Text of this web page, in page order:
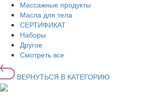
Массажные продукты
Масла для тела
СЕРТИФИКАТ
Наборы
Другое
Смотреть все
ВЕРНУТЬСЯ В КАТЕГОРИЮ